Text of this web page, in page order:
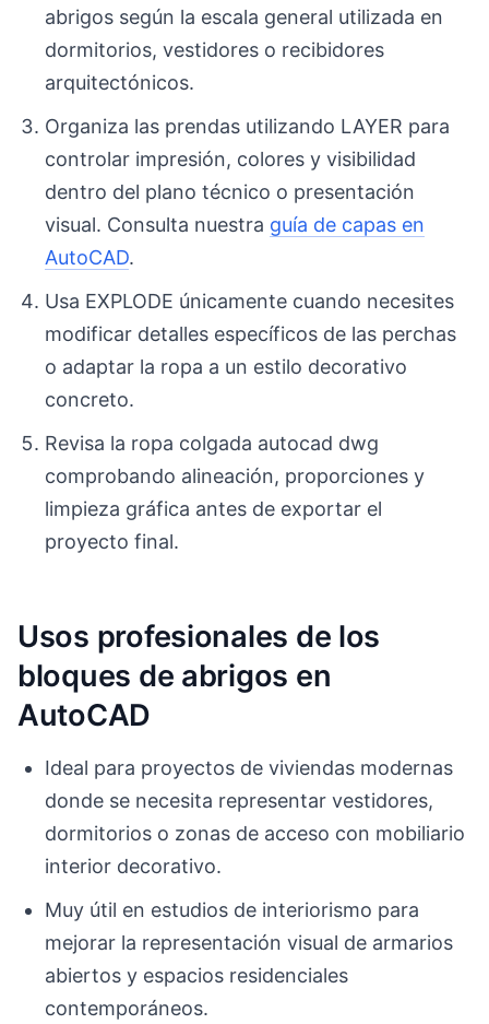
abrigos según la escala general utilizada en
dormitorios, vestidores o recibidores
arquitectónicos.
Organiza las prendas utilizando LAYER para
controlar impresión, colores y visibilidad
dentro del plano técnico o presentación
visual. Consulta nuestra guía de capas en
AutoCAD.
Usa EXPLODE únicamente cuando necesites
modificar detalles específicos de las perchas
o adaptar la ropa a un estilo decorativo
concreto.
Revisa la ropa colgada autocad dwg
comprobando alineación, proporciones y
limpieza gráfica antes de exportar el
proyecto final.
Usos profesionales de los
bloques de abrigos en
AutoCAD
Ideal para proyectos de viviendas modernas
donde se necesita representar vestidores,
dormitorios o zonas de acceso con mobiliario
interior decorativo.
Muy útil en estudios de interiorismo para
mejorar la representación visual de armarios
abiertos y espacios residenciales
contemporáneos.